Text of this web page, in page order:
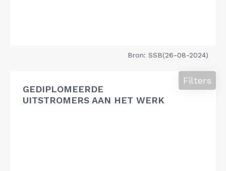
Bron: SSB(26-08-2024)
GEDIPLOMEERDE
UITSTROMERS AAN HET WERK
Filters